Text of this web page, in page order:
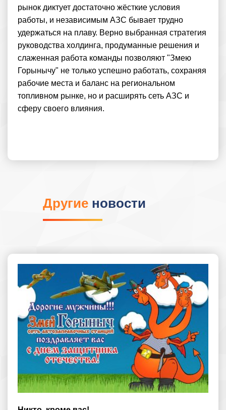
рынок диктует достаточно жёсткие условия
работы, и независимым АЗС бывает трудно
удержаться на плаву. Верно выбранная стратегия
руководства холдинга, продуманные решения и
слаженная работа команды позволяют "Змею
Горынычу" не только успешно работать, сохраняя
рабочие места и баланс на региональном
топливном рынке, но и расширять сеть АЗС и
сферу своего влияния.
Другие новости